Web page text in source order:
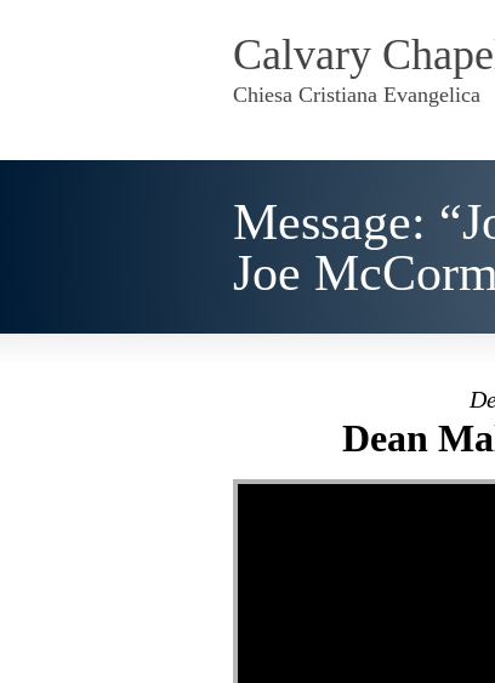
Calvary
Chiesa Cristiana Evangelica
Message:
Joe
Dean